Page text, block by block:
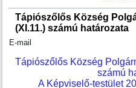
Tápiószőlős Község
(XI.11.) számú határozata
E-mail
Tápiószőlős Község
számú
A Képviselő-testület